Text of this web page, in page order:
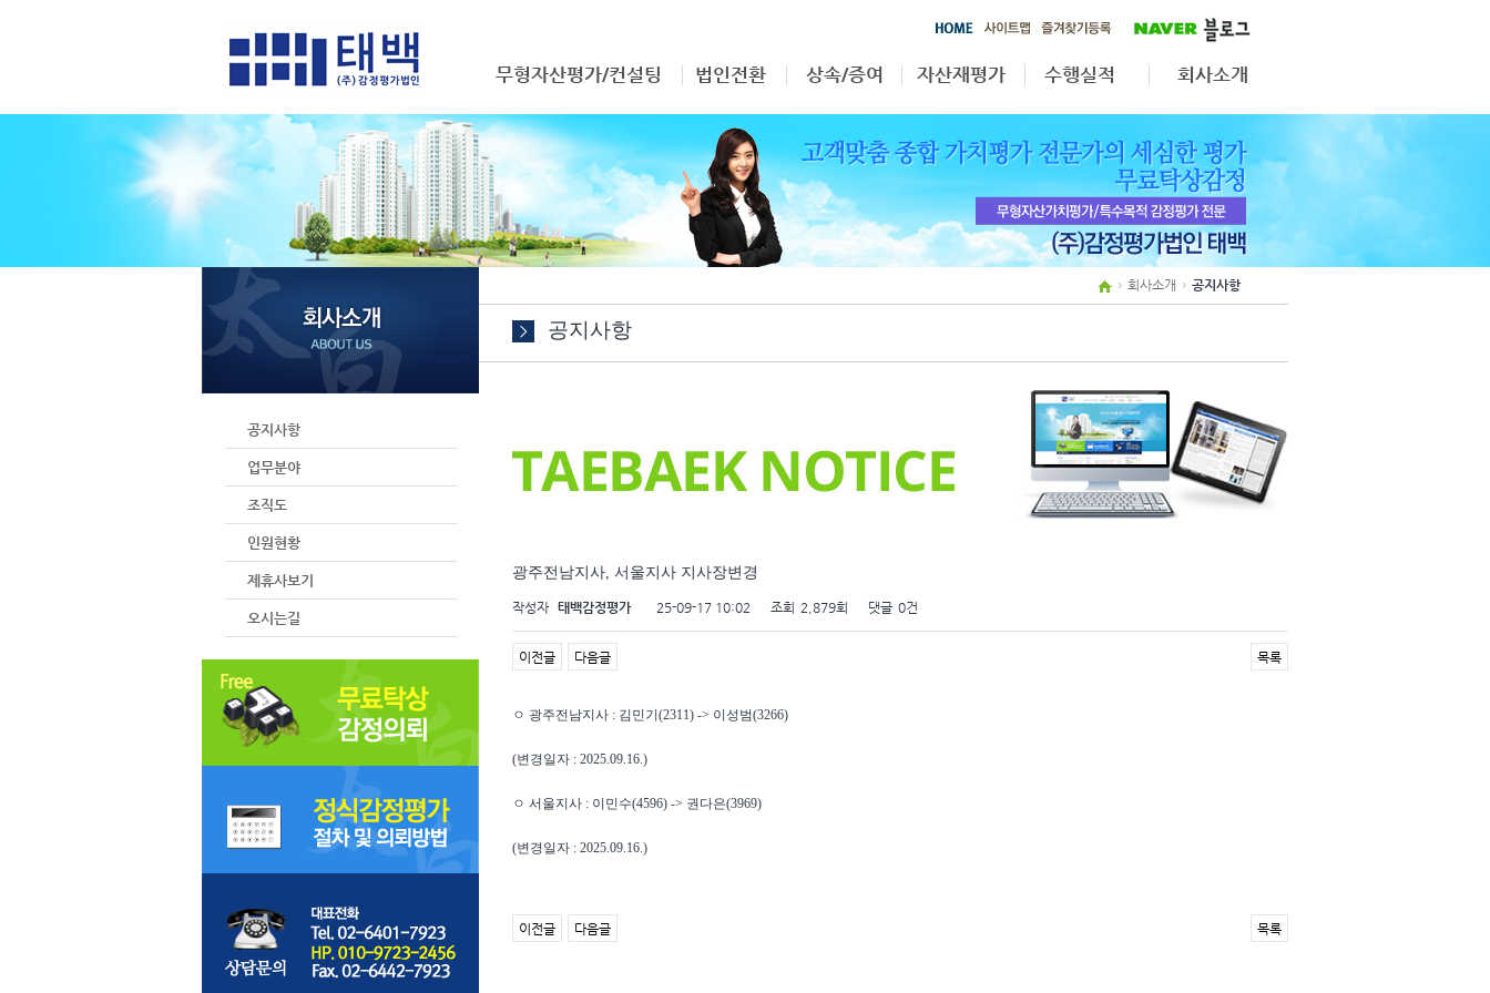
무형자산평가/컨설팅
영업권
특허권
상표권
기타
법인전환
부동산
무형자산
상속/증여
상속/증여
자산재평가
자산재평가
수행실적
무형자산·법인전환
자산재평가
상속·증여
보상평가
회사소개
공지사항
업무분야
조직도
인원현황
제휴사보기
오시는길
공지사항
업무분야
조직도
인원현황
제휴사보기
오시는길
회사소개 공지사항
공지사항
광주전남지사, 서울지사 지사장변경
작성자 태백감정평가 25-09-17 10:02 조회 2,879회 댓글 0건
이전글 다음글 목록
ㅇ 광주전남지사 : 김민기(2311) -> 이성범(3266)
(변경일자 : 2025.09.16.)
ㅇ 서울지사 : 이민수(4596) -> 권다은(3969)
(변경일자 : 2025.09.16.)
이전글 다음글 목록